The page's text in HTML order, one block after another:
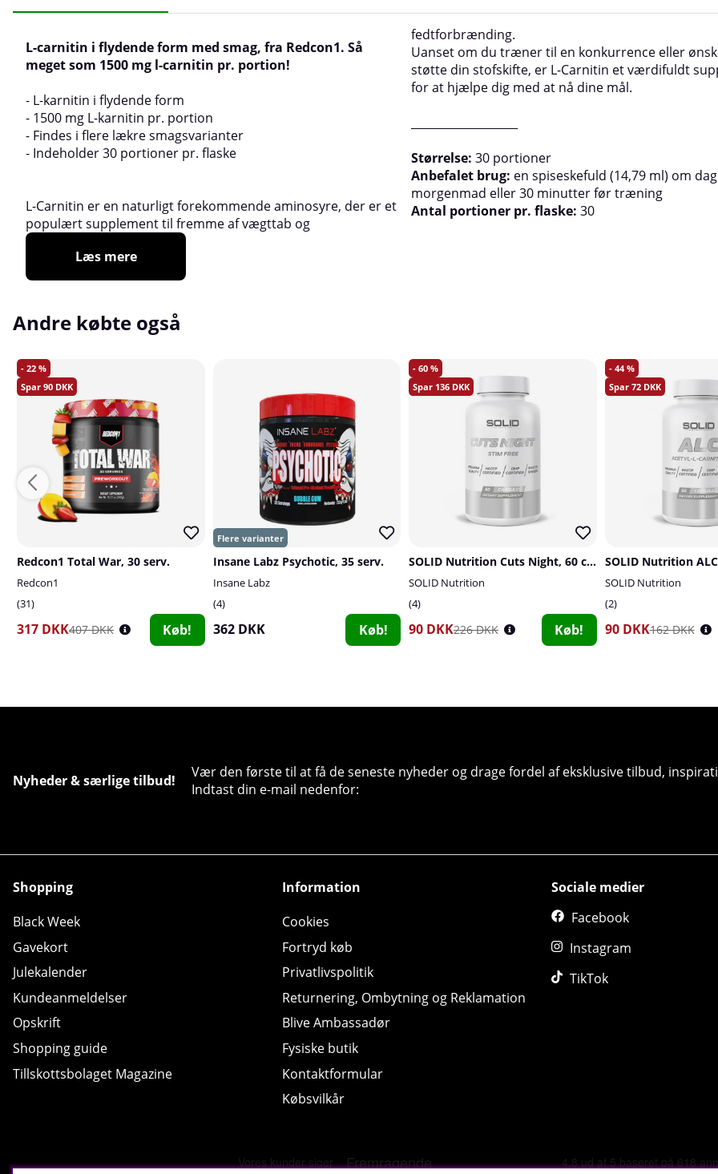
L-carnitin i flydende form med smag, fra Redcon1. Så
meget som 1500 mg l-carnitin pr. portion!
- L-karnitin i flydende form
- 1500 mg L-karnitin pr. portion
- Findes i flere lækre smagsvarianter
- Indeholder 30 portioner pr. flaske
L-Carnitin er en naturligt forekommende aminosyre, der er et
populært supplement til fremme af vægttab og
fedtforbrænding.
Uanset om du træner til en konkurrence eller
støtte din stofskifte, er L-Carnitin et værdifuldt
for at hjælpe dig med at nå dine mål.
Størrelse: 30 portioner
Anbefalet brug: en spiseskefuld (14,79 ml) om
morgenmad eller 30 minutter før træning
Antal portioner pr. flaske: 30
Læs mere
Andre købte også
22
90
Redcon1 Total War, 30 serv.
Redcon1
31
317 DKK407 DKK Køb!
Insane Labz Psychotic, 35 serv.
Insane Labz
4
362 DKK Køb!
60
136
SOLID Nutrition Cuts Night, 60 caps
SOLID Nutrition
4
90 DKK226 DKK Køb!
44
72
SOLID Nutrition
SOLID Nutrition
2
90 DKK162 DKK
Nyheder & særlige tilbud!
Vær den første til at få de seneste nyheder og drage fordel af eksklusive tilbud,
Indtast din e-mail nedenfor:
Shopping
Black Week
Gavekort
Julekalender
Kundeanmeldelser
Opskrift
Shopping guide
Tillskottsbolaget Magazine
Information
Cookies
Fortryd køb
Privatlivspolitik
Returnering, Ombytning og Reklamation
Blive Ambassadør
Fysiske butik
Kontaktformular
Købsvilkår
Sociale medier
Facebook
Instagram
TikTok